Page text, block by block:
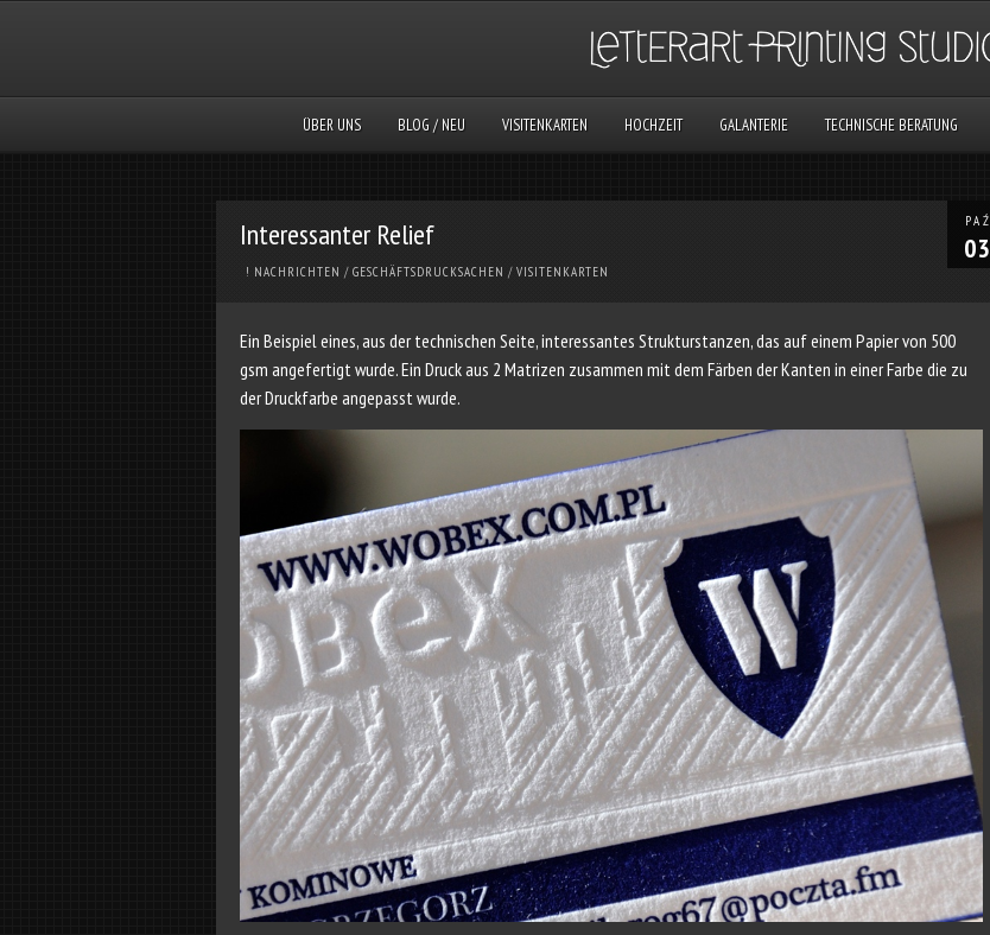
ÜBER UNS BLOG / NEU VISITENKARTEN HOCHZEIT GALANTERIE TECHNISCHE BERATUNG
PAŹ
03
Interessanter Relief
! NACHRICHTEN /GESCHÄFTSDRUCKSACHEN /VISITENKARTEN
Ein Beispiel eines, aus der technischen Seite, interessantes Strukturstanzen, das auf einem Papier von 500
gsm angefertigt wurde. Ein Druck aus 2 Matrizen zusammen mit dem Färben der Kanten in einer Farbe die zu
der Druckfarbe angepasst wurde.